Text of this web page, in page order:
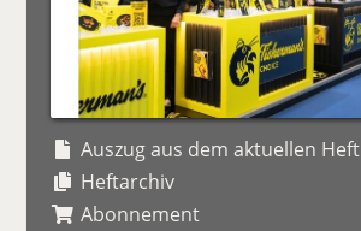
Auszug aus dem aktuellen Heft
Heftarchiv
Abonnement